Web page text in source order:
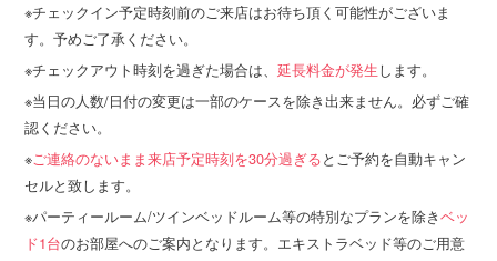
チェックイン予定時刻前のご来店はお待ち頂く可能性がございま
す。予めご了承ください。
チェックアウト時刻を過ぎた場合は、延長料金が発生します。
当日の人数/日付の変更は一部のケースを除き出来ません。必ずご確
認ください。
ご連絡のないまま来店予定時刻を30分過ぎるとご予約を自動キャン
セルと致します。
パーティールーム/ツインベッドルーム等の特別なプランを除きベッ
ド1台のお部屋へのご案内となります。エキストラベッド等のご用意